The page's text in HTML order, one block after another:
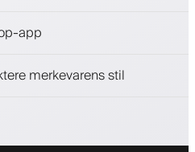
lojalitetsprogram
app
merkevarens stil